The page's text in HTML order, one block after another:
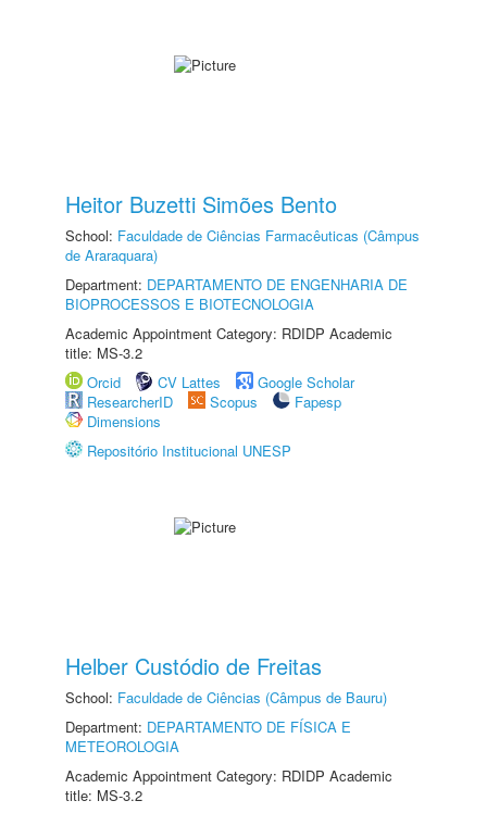
Heitor Buzetti Simões Bento
School: Faculdade de Ciências Farmacêuticas (Câmpus
de Araraquara)
Department: DEPARTAMENTO DE ENGENHARIA DE
BIOPROCESSOS E BIOTECNOLOGIA
Academic Appointment Category: RDIDP Academic
title: MS-3.2
Orcid
CV Lattes
Google Scholar
ResearcherID
Scopus
Fapesp
Dimensions
Repositório Institucional UNESP
Helber Custódio de Freitas
School: Faculdade de Ciências (Câmpus de Bauru)
Department: DEPARTAMENTO DE FÍSICA E
METEOROLOGIA
Academic Appointment Category: RDIDP Academic
title: MS-3.2